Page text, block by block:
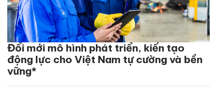
Đổi mới mô hình phát triển, kiến tạo
động lực cho Việt Nam tự cường và bền
vững*